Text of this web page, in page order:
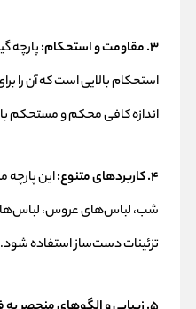
۳. مقاومت و استحکام:
پارچه
استحکام بالایی است که آن را
اندازه کافی محکم و مستحکم
۴. کاربردهای متنوع:
این
شب، لباس‌های عروس،
تزئینات دست‌ساز استفاده شود.